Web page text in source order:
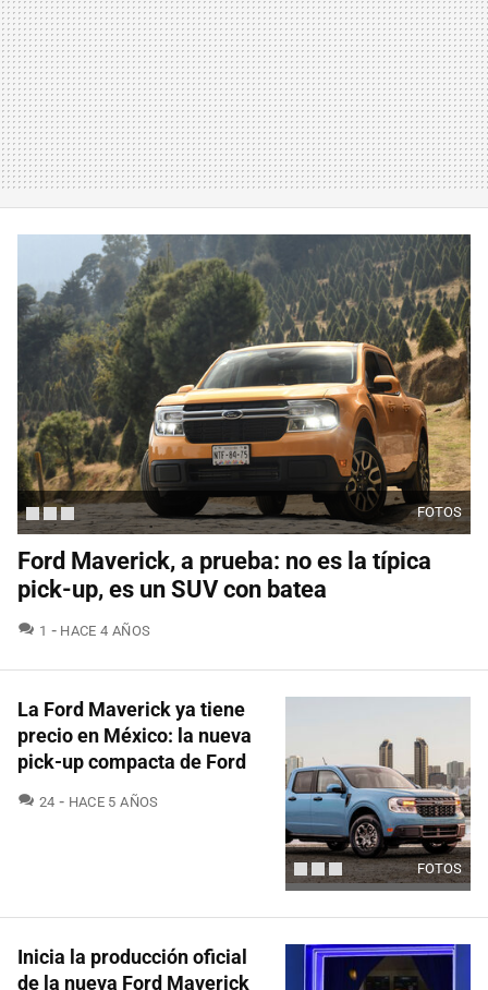
FOTOS
Ford Maverick, a prueba: no es la típica
pick-up, es un SUV con batea
1 COMENTARIOS
HACE 4 AÑOS
FOTOS
La Ford Maverick ya tiene
precio en México: la nueva
pick-up compacta de Ford
24 COMENTARIOS
HACE 5 AÑOS
Inicia la producción oficial
de la nueva Ford Maverick